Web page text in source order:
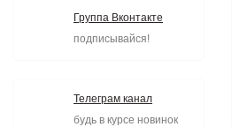
Группа Вконтакте
подписывайся!
Телеграм канал
будь в курсе новинок